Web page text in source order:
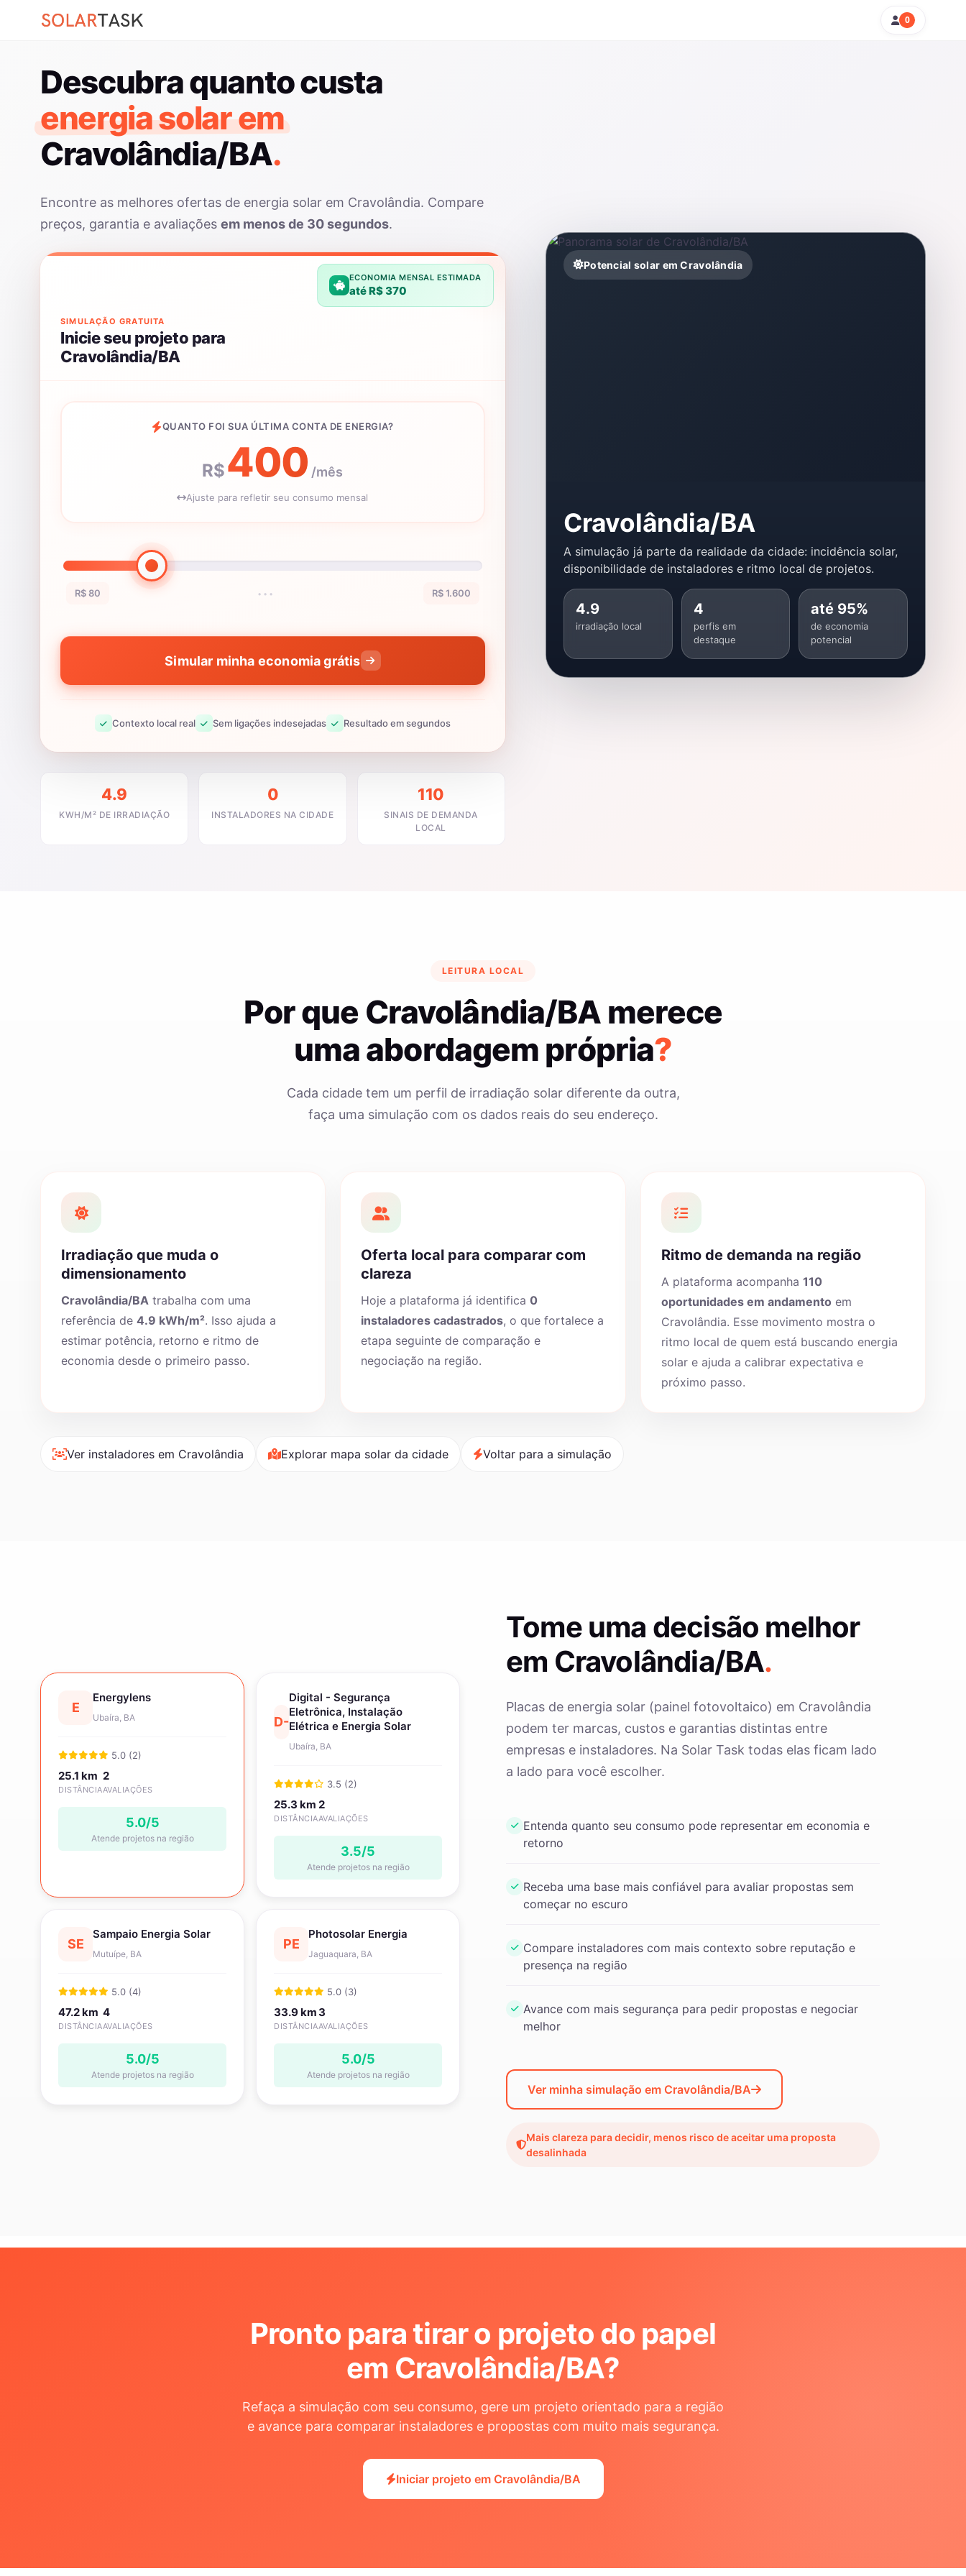
0
Descubra quanto custa
energia solar em
Cravolândia/BA.
Encontre as melhores ofertas de energia solar em Cravolândia. Compare
preços, garantia e avaliações em menos de 30 segundos.
ECONOMIA MENSAL ESTIMADA
até R$ 370
SIMULAÇÃO GRATUITA
Inicie seu projeto para
Cravolândia/BA
QUANTO FOI SUA ÚLTIMA CONTA DE ENERGIA?
R$400 /mês
Ajuste para refletir seu consumo mensal
R$ 80 ••• R$ 1.600
Simular minha economia grátis
Contexto local real Sem ligações indesejadas Resultado em segundos
4.9
KWH/M² DE IRRADIAÇÃO
0
INSTALADORES NA CIDADE
110
SINAIS DE DEMANDA
LOCAL
Potencial solar em Cravolândia
Cravolândia/BA
A simulação já parte da realidade da cidade: incidência solar,
disponibilidade de instaladores e ritmo local de projetos.
4.9
irradiação local
4
perfis em
destaque
até 95%
de economia
potencial
LEITURA LOCAL
Por que Cravolândia/BA merece
uma abordagem própria?
Cada cidade tem um perfil de irradiação solar diferente da outra,
faça uma simulação com os dados reais do seu endereço.
Irradiação que muda o
dimensionamento
Cravolândia/BA trabalha com uma
referência de 4.9 kWh/m². Isso ajuda a
estimar potência, retorno e ritmo de
economia desde o primeiro passo.
Oferta local para comparar com
clareza
Hoje a plataforma já identifica0
instaladores cadastrados, o que fortalece a
etapa seguinte de comparação e
negociação na região.
Ritmo de demanda na região
A plataforma acompanha 110
oportunidades em andamento em
Cravolândia. Esse movimento mostra o
ritmo local de quem está buscando energia
solar e ajuda a calibrar expectativa e
próximo passo.
Ver instaladores em Cravolândia Explorar mapa solar da cidade Voltar para a simulação
E
Energylens
Ubaíra, BA
5.0 (2)
25.1 km
DISTÂNCIA
2
AVALIAÇÕES
5.0/5
Atende projetos na região
D-
Digital - Segurança
Eletrônica, Instalação
Elétrica e Energia Solar
Ubaíra, BA
3.5 (2)
25.3 km
DISTÂNCIA
2
AVALIAÇÕES
3.5/5
Atende projetos na região
SE
Sampaio Energia Solar
Mutuípe, BA
5.0 (4)
47.2 km
DISTÂNCIA
4
AVALIAÇÕES
5.0/5
Atende projetos na região
PE
Photosolar Energia
Jaguaquara, BA
5.0 (3)
33.9 km
DISTÂNCIA
3
AVALIAÇÕES
5.0/5
Atende projetos na região
Tome uma decisão melhor
em Cravolândia/BA.
Placas de energia solar (painel fotovoltaico) em Cravolândia
podem ter marcas, custos e garantias distintas entre
empresas e instaladores. Na Solar Task todas elas ficam lado
a lado para você escolher.
Entenda quanto seu consumo pode representar em economia e
retorno
Receba uma base mais confiável para avaliar propostas sem
começar no escuro
Compare instaladores com mais contexto sobre reputação e
presença na região
Avance com mais segurança para pedir propostas e negociar
melhor
Ver minha simulação em Cravolândia/BA
Mais clareza para decidir, menos risco de aceitar uma proposta
desalinhada
Pronto para tirar o projeto do papel
em Cravolândia/BA?
Refaça a simulação com seu consumo, gere um projeto orientado para a região
e avance para comparar instaladores e propostas com muito mais segurança.
Iniciar projeto em Cravolândia/BA